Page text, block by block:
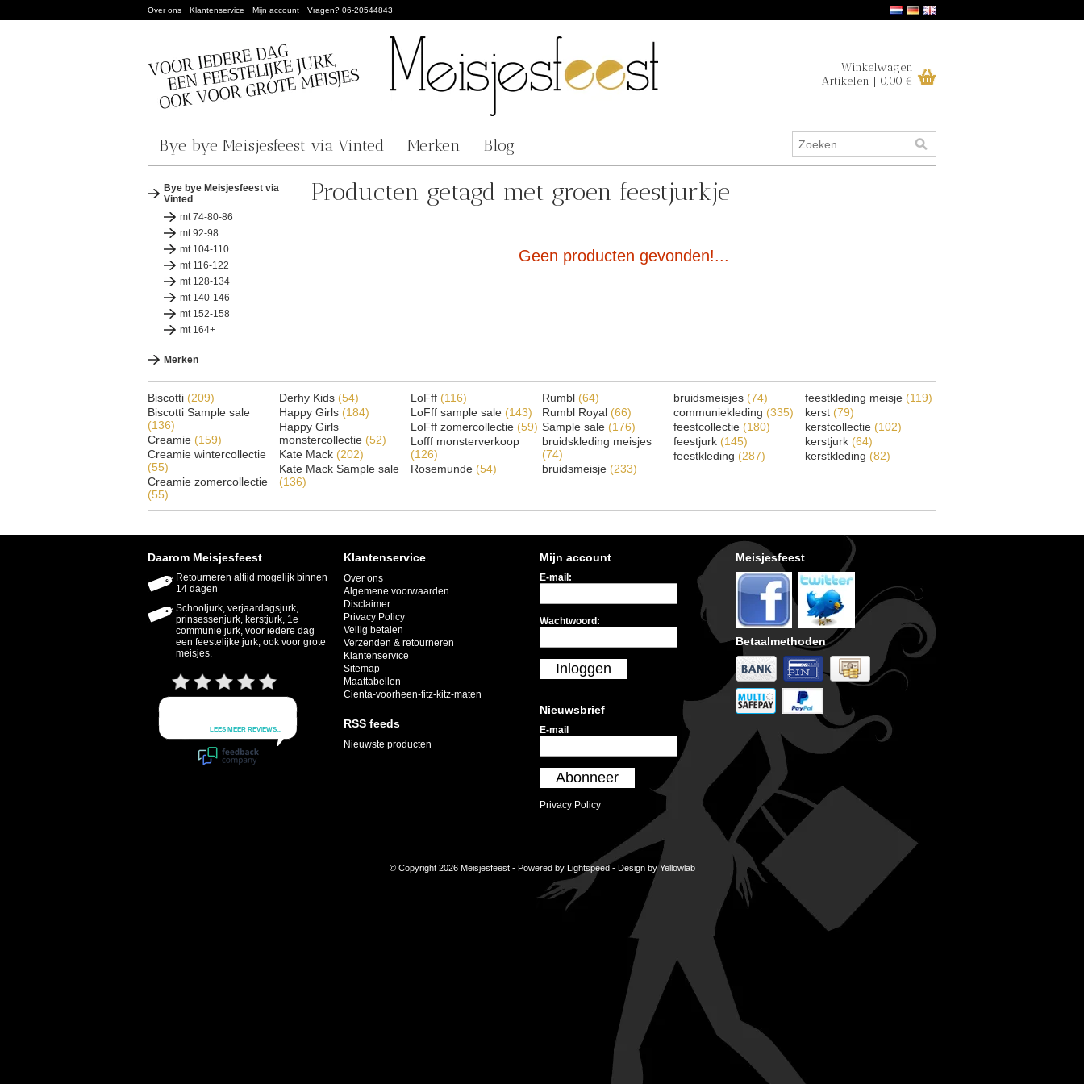
Over ons Klantenservice Mijn account Vragen? 06-20544843
Winkelwagen
Artikelen | 0,00 €
Bye bye Meisjesfeest via Vinted Merken Blog
Bye bye Meisjesfeest via
Vinted
mt 74-80-86
mt 92-98
mt 104-110
mt 116-122
mt 128-134
mt 140-146
mt 152-158
mt 164+
Merken
Producten getagd met groen feestjurkje
Geen producten gevonden!...
Biscotti (209)
Biscotti Sample sale
(136)
Creamie (159)
Creamie wintercollectie
(55)
Creamie zomercollectie
(55)
Derhy Kids (54)
Happy Girls (184)
Happy Girls
monstercollectie (52)
Kate Mack (202)
Kate Mack Sample sale
(136)
LoFff (116)
LoFff sample sale (143)
LoFff zomercollectie (59)
Lofff monsterverkoop
(126)
Rosemunde (54)
Rumbl (64)
Rumbl Royal (66)
Sample sale (176)
bruidskleding meisjes
(74)
bruidsmeisje (233)
bruidsmeisjes (74)
communiekleding (335)
feestcollectie (180)
feestjurk (145)
feestkleding (287)
feestkleding meisje (119)
kerst (79)
kerstcollectie (102)
kerstjurk (64)
kerstkleding (82)
Daarom Meisjesfeest
Retourneren altijd mogelijk binnen
14 dagen
Schooljurk, verjaardagsjurk,
prinsessenjurk, kerstjurk, 1e
communie jurk, voor iedere dag
een feestelijke jurk, ook voor grote
meisjes.
Klantenservice
Over ons
Algemene voorwaarden
Disclaimer
Privacy Policy
Veilig betalen
Verzenden & retourneren
Klantenservice
Sitemap
Maattabellen
Cienta-voorheen-fitz-kitz-maten
RSS feeds
Nieuwste producten
Mijn account
E-mail:
Wachtwoord:
Inloggen
Nieuwsbrief
E-mail
Abonneer
Privacy Policy
Meisjesfeest
Betaalmethoden
© Copyright 2026 Meisjesfeest - Powered by Lightspeed- Design byYellowlab